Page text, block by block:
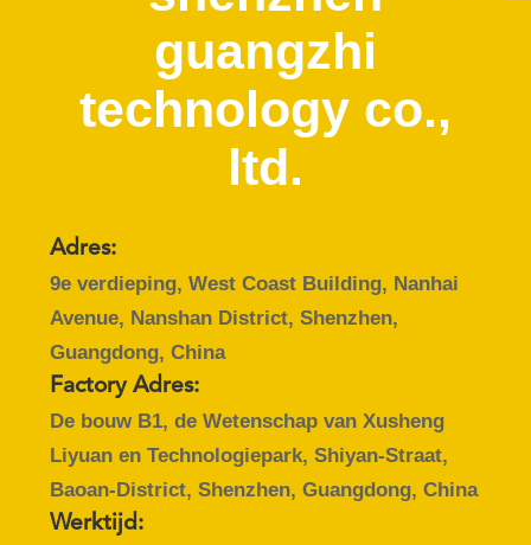
VERZOEK
CITAAT
SITEMAP
PRIVACY
POLICY
guangzhi
technology co.,
ltd.
Adres:
9e verdieping, West Coast Building, Nanhai
Avenue, Nanshan District, Shenzhen,
Guangdong, China
Factory Adres:
De bouw B1, de Wetenschap van Xusheng
Liyuan en Technologiepark, Shiyan-Straat,
Baoan-District, Shenzhen, Guangdong, China
Werktijd: